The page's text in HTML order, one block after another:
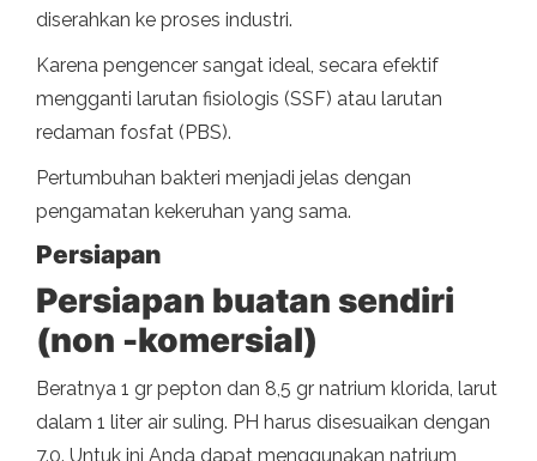
diserahkan ke proses industri.
Karena pengencer sangat ideal, secara efektif
mengganti larutan fisiologis (SSF) atau larutan
redaman fosfat (PBS).
Pertumbuhan bakteri menjadi jelas dengan
pengamatan kekeruhan yang sama.
Persiapan
Persiapan buatan sendiri
(non -komersial)
Beratnya 1 gr pepton dan 8,5 gr natrium klorida, larut
dalam 1 liter air suling. PH harus disesuaikan dengan
7.0. Untuk ini Anda dapat menggunakan natrium